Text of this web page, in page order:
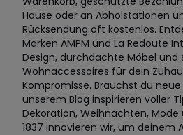
Hause oder an Abholstationen
Rücksendung oft kostenlos.
Marken AMPM und La Redoute
Design, durchdachte Möbel und
Wohnaccessoires für dein
Kompromisse. Brauchst du
unserem Blog inspirieren voller
Dekoration, Weihnachten, Mode
1837 innovieren wir, um deinem